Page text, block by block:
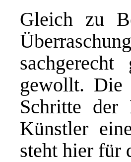
Gleich zu
gewollt. Die
Schritte der
Künstler
steht hier für